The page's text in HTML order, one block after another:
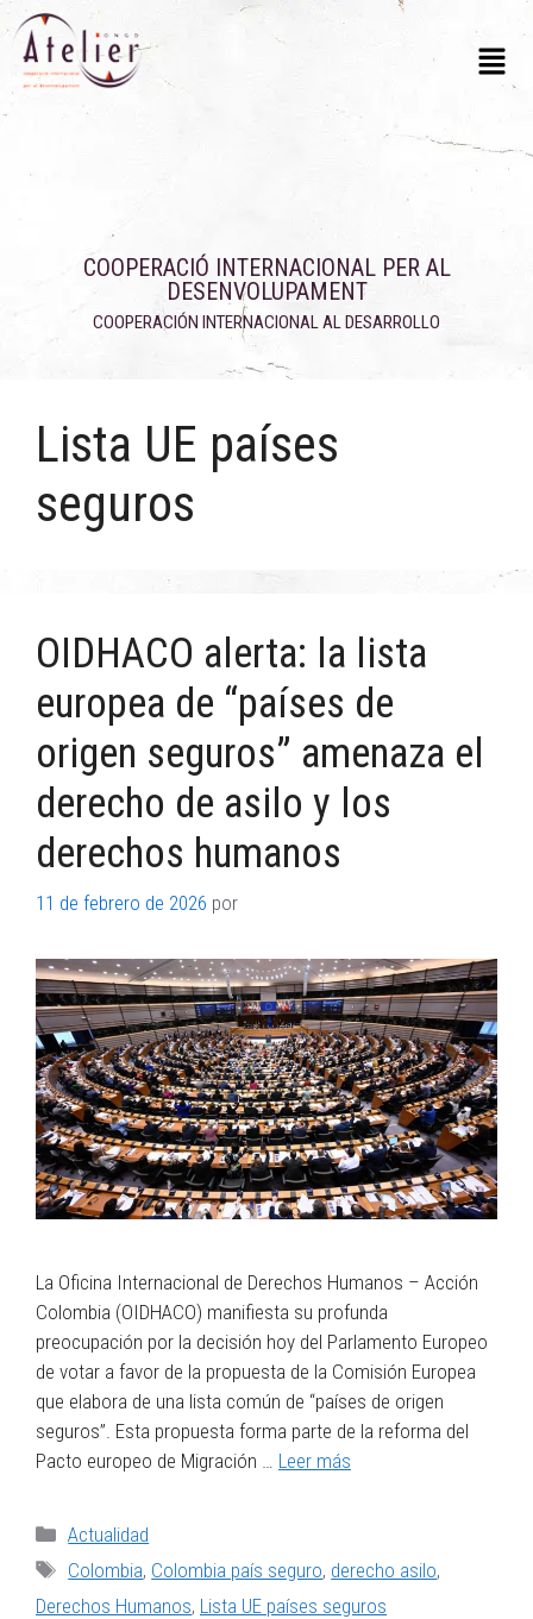
COOPERACIÓ INTERNACIONAL PER AL
DESENVOLUPAMENT
COOPERACIÓN INTERNACIONAL AL DESARROLLO
Lista UE países
seguros
OIDHACO alerta: la lista
europea de “países de
origen seguros” amenaza el
derecho de asilo y los
derechos humanos
11 de febrero de 2026 por
La Oficina Internacional de Derechos Humanos – Acción
Colombia (OIDHACO) manifiesta su profunda
preocupación por la decisión hoy del Parlamento Europeo
de votar a favor de la propuesta de la Comisión Europea
que elabora de una lista común de “países de origen
seguros”. Esta propuesta forma parte de la reforma del
Pacto europeo de Migración … Leer más
Actualidad
Colombia, Colombia país seguro, derecho asilo,
Derechos Humanos, Lista UE países seguros